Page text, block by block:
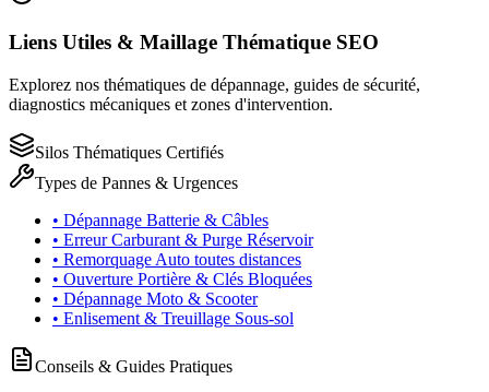
Liens Utiles & Maillage Thématique SEO
Explorez nos thématiques de dépannage, guides de sécurité,
diagnostics mécaniques et zones d'intervention.
Silos Thématiques Certifiés
Types de Pannes & Urgences
• Dépannage Batterie & Câbles
• Erreur Carburant & Purge Réservoir
• Remorquage Auto toutes distances
• Ouverture Portière & Clés Bloquées
• Dépannage Moto & Scooter
• Enlisement & Treuillage Sous-sol
Conseils & Guides Pratiques